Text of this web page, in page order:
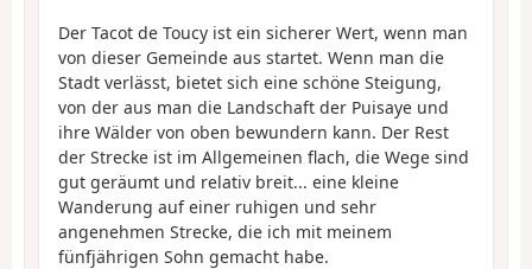
Der Tacot de Toucy ist ein sicherer Wert, wenn man
von dieser Gemeinde aus startet. Wenn man die
Stadt verlässt, bietet sich eine schöne Steigung,
von der aus man die Landschaft der Puisaye und
ihre Wälder von oben bewundern kann. Der Rest
der Strecke ist im Allgemeinen flach, die Wege sind
gut geräumt und relativ breit... eine kleine
Wanderung auf einer ruhigen und sehr
angenehmen Strecke, die ich mit meinem
fünfjährigen Sohn gemacht habe.